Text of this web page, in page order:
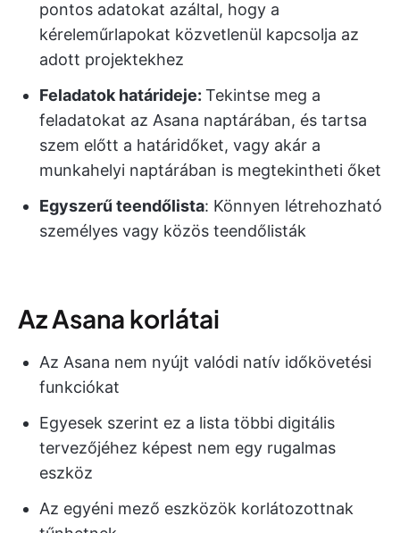
pontos adatokat azáltal, hogy a
kéreleműrlapokat közvetlenül kapcsolja az
adott projektekhez
Feladatok határideje: Tekintse meg a
feladatokat az Asana naptárában, és tartsa
szem előtt a határidőket, vagy akár a
munkahelyi naptárában is megtekintheti őket
Egyszerű teendőlista: Könnyen létrehozható
személyes vagy közös teendőlisták
Az Asana korlátai
Az Asana nem nyújt valódi natív időkövetési
funkciókat
Egyesek szerint ez a lista többi digitális
tervezőjéhez képest nem egy rugalmas
eszköz
Az egyéni mező eszközök korlátozottnak